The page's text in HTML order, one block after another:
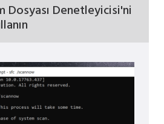
Dosyası Denetleyicisi'ni